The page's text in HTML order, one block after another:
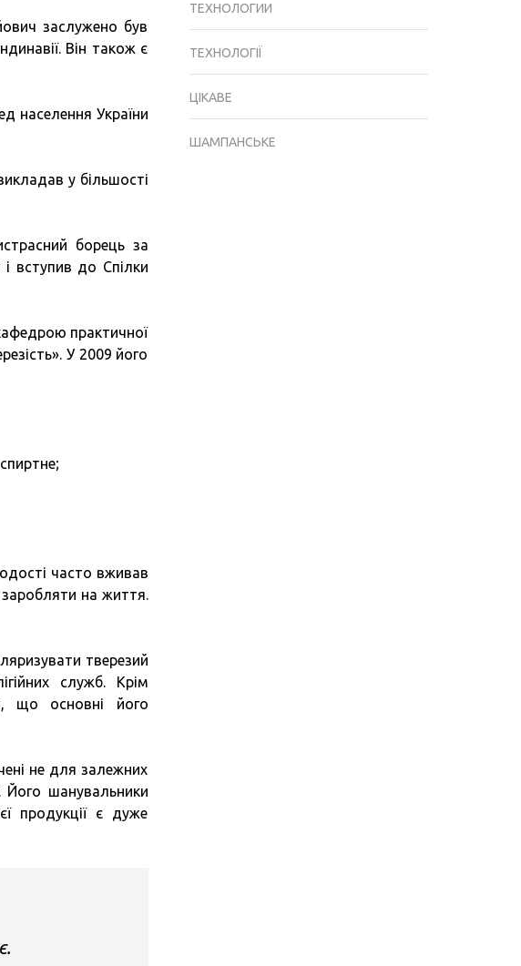
заслужено був
Він також є
населення України
у більшості
борець за
вступив до Спілки
практичної
У 2009 його
часто вживав
на життя.
тверезий
служб. Крім
що основні його
не для залежних
Його шанувальники
продукції є дуже
ТЕХНОЛОГИИ
ТЕХНОЛОГІЇ
ЦІКАВЕ
ШАМПАНСЬКЕ